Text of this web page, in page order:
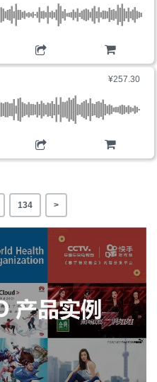
购物车
¥257.30
购物车
134 >